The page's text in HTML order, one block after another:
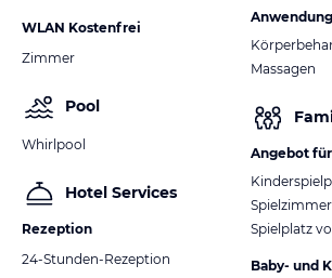
WLAN Kostenfrei
Zimmer
Pool
Whirlpool
Hotel Services
Rezeption
24-Stunden-Rezeption
Massagen
Angebot
Spielzimmer
Spielplatz
Baby- und